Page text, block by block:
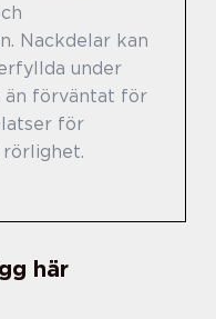
Nackdelar kan
under
än förväntat för
för
här